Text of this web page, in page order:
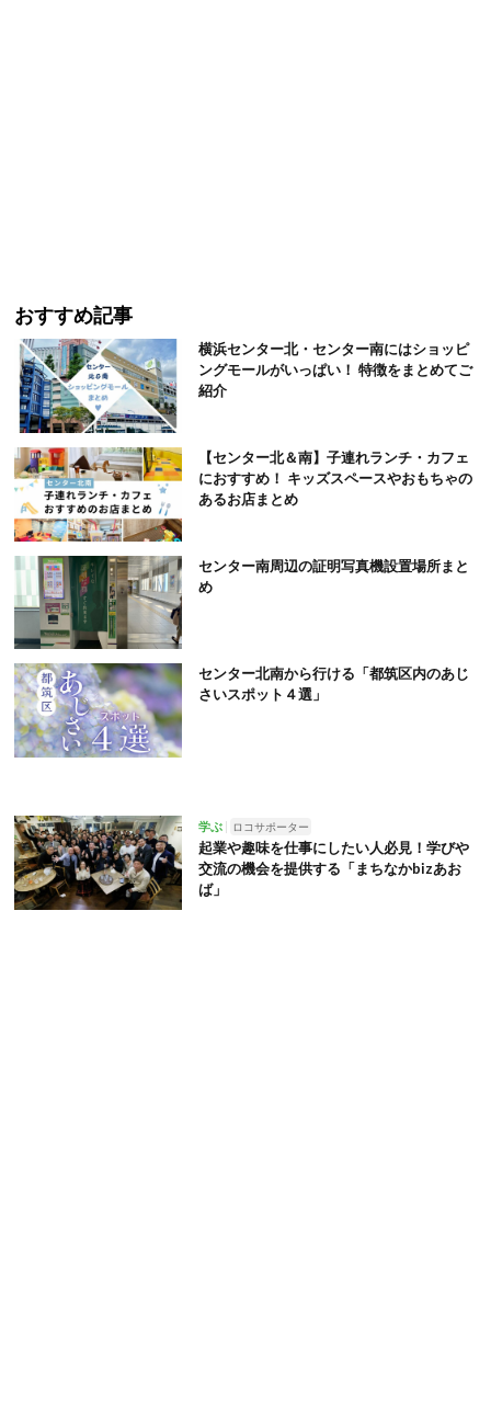
おすすめ記事
横浜センター北・センター南にはショッピ
ングモールがいっぱい！ 特徴をまとめてご
紹介
【センター北＆南】子連れランチ・カフェ
におすすめ！ キッズスペースやおもちゃの
あるお店まとめ
センター南周辺の証明写真機設置場所まと
め
センター北南から行ける「都筑区内のあじ
さいスポット４選」
学ぶ ロコサポーター
起業や趣味を仕事にしたい人必見！学びや
交流の機会を提供する「まちなかbizあお
ば」